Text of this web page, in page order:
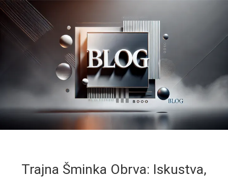
Trajna Šminka Obrva: Iskustva,